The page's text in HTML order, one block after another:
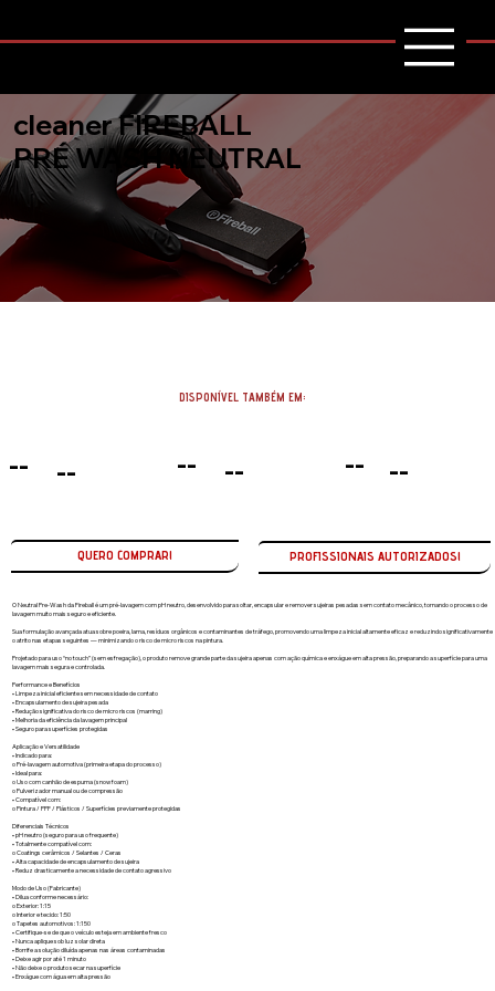
cleaner FIREBALL
PRÉ WASH NEUTRAL
QUERO COMPRAR!
O Neutral Pre-Wash da Fireball é um pré-lavagem com pH neutro, desenvolvido para soltar, encapsular e remover sujeiras pesadas sem contato mecânico, tornando o processo de
lavagem muito mais seguro e eficiente.
Sua formulação avançada atua sobre poeira, lama, resíduos orgânicos e contaminantes de tráfego, promovendo uma limpeza inicial altamente eficaz e reduzindo significativamente
o atrito nas etapas seguintes — minimizando o risco de micro riscos na pintura.
Projetado para uso “no touch” (sem esfregação), o produto remove grande parte da sujeira apenas com ação química e enxágue em alta pressão, preparando a superfície para uma
lavagem mais segura e controlada.
Performance e Benefícios
• Limpeza inicial eficiente sem necessidade de contato
• Encapsulamento de sujeira pesada
• Redução significativa do risco de micro riscos (marring)
• Melhoria da eficiência da lavagem principal
• Seguro para superfícies protegidas
Aplicação e Versatilidade
• Indicado para:
o Pré-lavagem automotiva (primeira etapa do processo)
• Ideal para:
o Uso com canhão de espuma (snow foam)
o Pulverizador manual ou de compressão
• Compatível com:
o Pintura / PPF / Plásticos / Superfícies previamente protegidas
Diferenciais Técnicos
• pH neutro (seguro para uso frequente)
• Totalmente compatível com:
o Coatings cerâmicos / Selantes / Ceras
• Alta capacidade de encapsulamento de sujeira
• Reduz drasticamente a necessidade de contato agressivo
Modo de Uso (Fabricante)
• Dilua conforme necessário:
o Exterior: 1:15
o Interior e tecido: 1:50
o Tapetes automotivos: 1:150
• Certifique-se de que o veículo esteja em ambiente fresco
• Nunca aplique sob luz solar direta
• Borrife a solução diluída apenas nas áreas contaminadas
• Deixe agir por até 1 minuto
• Não deixe o produto secar na superfície
• Enxágue com água em alta pressão
-- -- -- -- -- --
DISPONÍVEL TAMBÉM EM: